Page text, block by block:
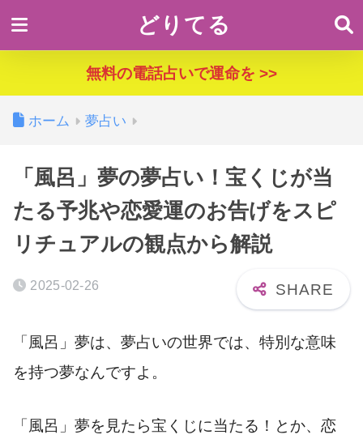
どりてる
無料の電話占いで運命を >>
ホーム 夢占い
「風呂」夢の夢占い！宝くじが当
たる予兆や恋愛運のお告げをスピ
リチュアルの観点から解説
2025-02-26
「風呂」夢は、夢占いの世界では、特別な意味
を持つ夢なんですよ。
「風呂」夢を見たら宝くじに当たる！とか、恋